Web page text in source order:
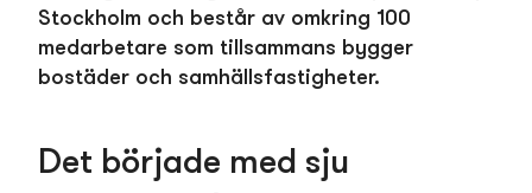
Stockholm och består av omkring 100
medarbetare som tillsamman­s bygger
bostäder och samhällsfastigheter.
Det började med sju